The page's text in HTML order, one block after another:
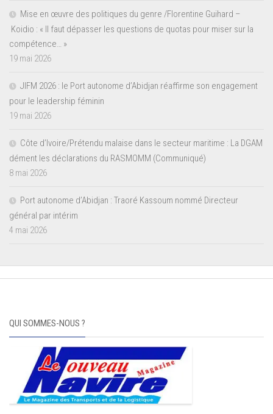
Mise en œuvre des politiques du genre /Florentine Guihard –
Koidio : « Il faut dépasser les questions de quotas pour miser sur la
compétence… »
19 mai 2026
JIFM 2026 : le Port autonome d’Abidjan réaffirme son engagement
pour le leadership féminin
19 mai 2026
Côte d’Ivoire/Prétendu malaise dans le secteur maritime : La DGAM
dément les déclarations du RASMOMM (Communiqué)
8 mai 2026
Port autonome d’Abidjan : Traoré Kassoum nommé Directeur
général par intérim
4 mai 2026
QUI SOMMES-NOUS ?